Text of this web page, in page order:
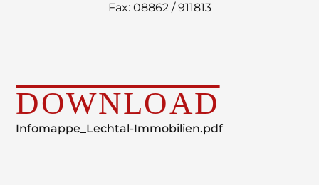
DOWNLOAD
Infomappe_Lechtal-Immobilien.pdf
Fax: 08862 / 911813